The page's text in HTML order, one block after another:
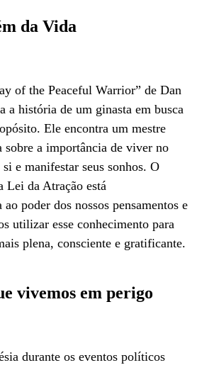
da Vida
of the Peaceful Warrior” de Dan
história de um ginasta em busca
Ele encontra um mestre
sobre a importância de viver no
e manifestar seus sonhos. O
Lei da Atração está
poder dos nossos pensamentos e
utilizar esse conhecimento para
plena, consciente e gratificante.
vivemos em perigo
durante os eventos políticos